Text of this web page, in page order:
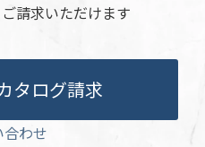
資料
グ
概要
請求いただけます
タログ請求
合わせ